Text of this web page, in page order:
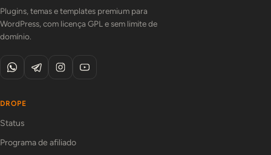
Plugins, temas e templates premium para
WordPress, com licença GPL e sem limite de
domínio.
DROPE
Status
Programa de afiliado